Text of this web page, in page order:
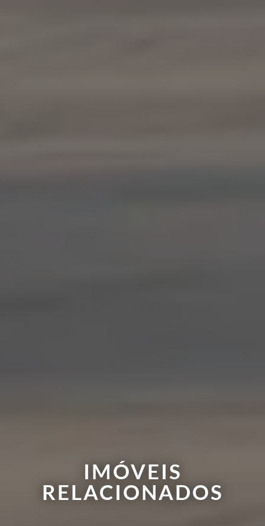
IMÓVEIS
RELACIONADOS